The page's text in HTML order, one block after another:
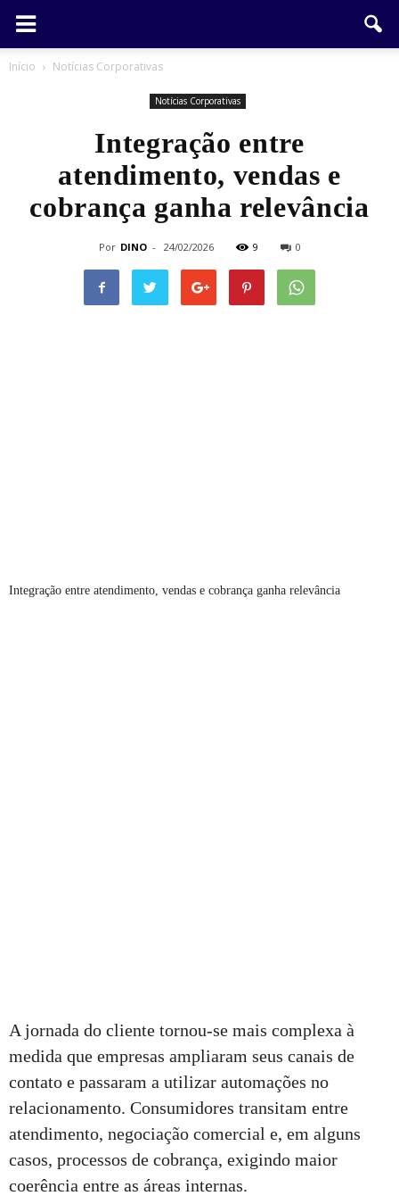
Início Notícias Corporativas
Notícias Corporativas
Integração entre
atendimento, vendas e
cobrança ganha relevância
Por DINO - 24/02/2026 9 0
Integração entre atendimento, vendas e cobrança ganha relevância
A jornada do cliente tornou-se mais complexa à
medida que empresas ampliaram seus canais de
contato e passaram a utilizar automações no
relacionamento. Consumidores transitam entre
atendimento, negociação comercial e, em alguns
casos, processos de cobrança, exigindo maior
coerência entre as áreas internas.